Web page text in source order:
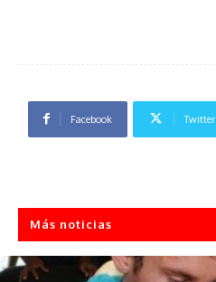
Facebook Twitter
Más noticias